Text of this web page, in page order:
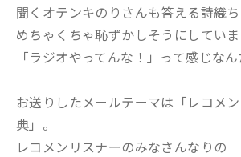
聞くオテンキのりさんも答える詩織
めちゃくちゃ恥ずかしそうにしていま
「ラジオやってんな！」って感じな
お送りしたメールテーマは「レコメ
典」。
レコメンリスナーのみなさんなりの